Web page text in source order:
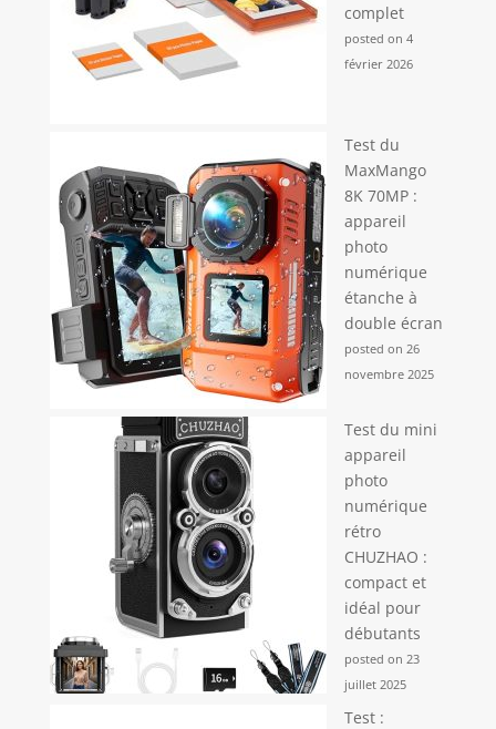
complet
posted on 4
février 2026
Test du
MaxMango
8K 70MP :
appareil
photo
numérique
étanche à
double écran
posted on 26
novembre 2025
Test du mini
appareil
photo
numérique
rétro
CHUZHAO :
compact et
idéal pour
débutants
posted on 23
juillet 2025
Test :